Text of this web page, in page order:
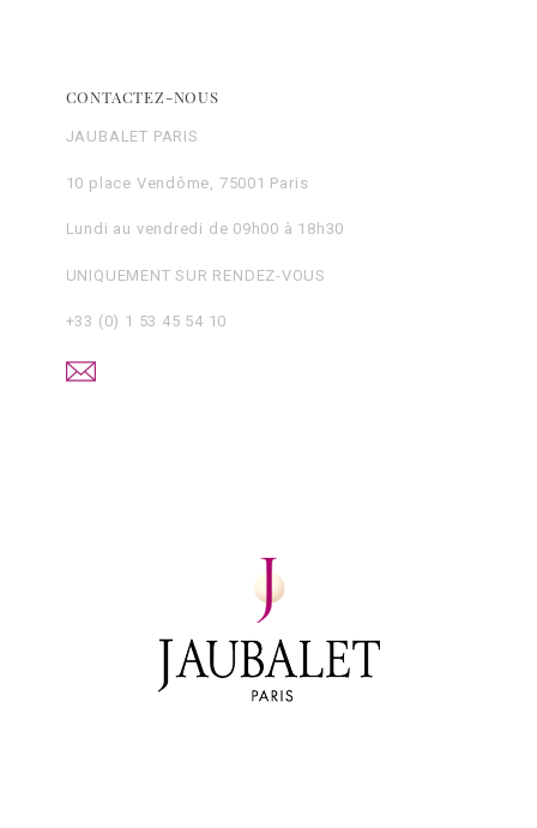
CONTACTEZ-NOUS
JAUBALET PARIS
10 place Vendôme, 75001 Paris
Lundi au vendredi de 09h00 à 18h30
UNIQUEMENT SUR RENDEZ-VOUS
+33 (0) 1 53 45 54 10